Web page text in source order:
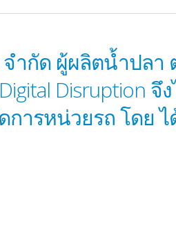
จำกัด ผู้ผลิตน้ำปลา
Disruption จึ
ารหน่วยรถ โดย